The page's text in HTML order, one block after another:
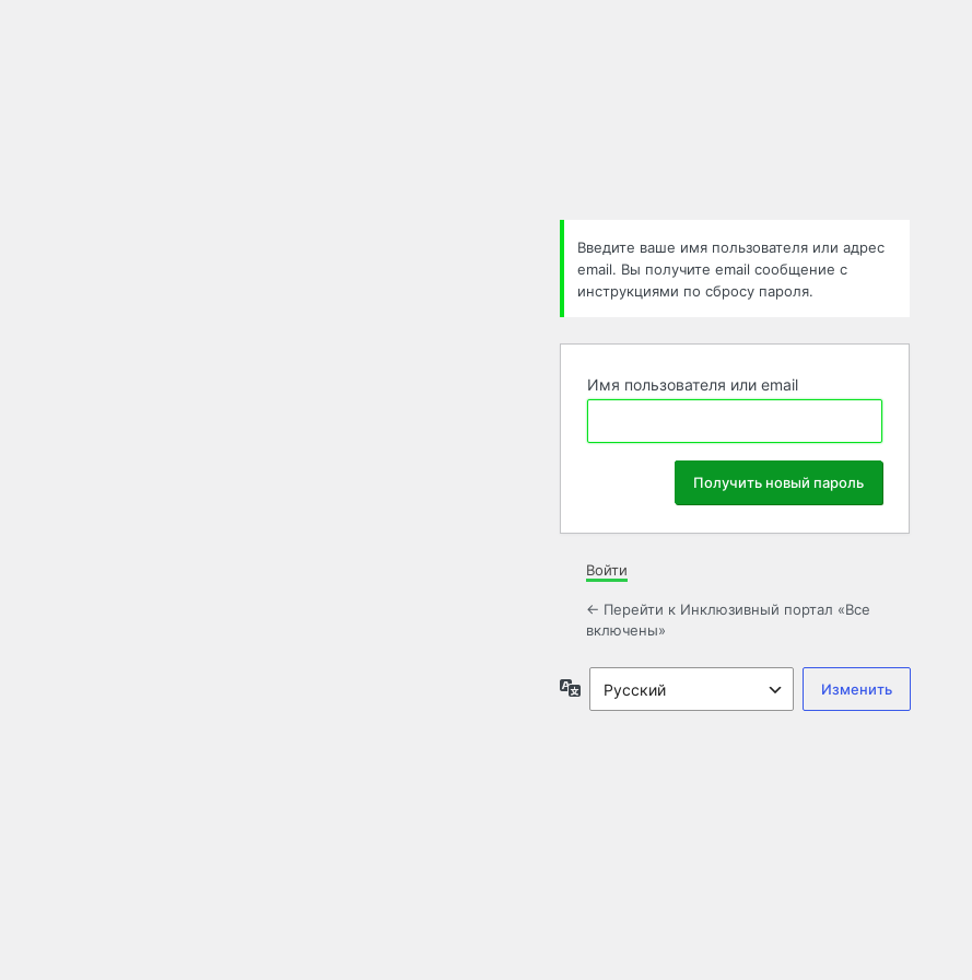
Введите ваше имя пользователя или адрес
email. Вы получите email сообщение с
инструкциями по сбросу пароля.
Имя пользователя или email
Войти
← Перейти к Инклюзивный портал «Все
включены»
Язык